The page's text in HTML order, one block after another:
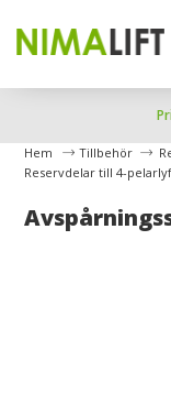
Hem Tillbehör
Reservdelar till 4-